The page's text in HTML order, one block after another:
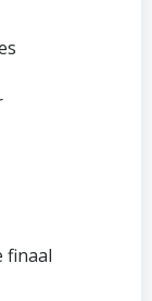
finaal